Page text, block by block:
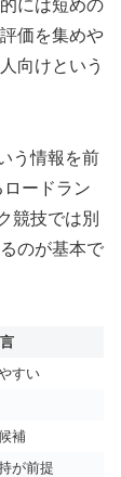
には短めの
価を集めや
向けという
う情報を前
ードラン
競技では別
のが基本で
すい
補
が前提